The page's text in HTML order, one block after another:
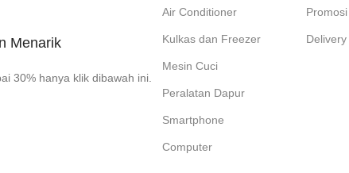
Menarik
30% hanya klik dibawah ini.
Air Conditioner
Kulkas dan Freezer
Mesin Cuci
Peralatan Dapur
Smartphone
Computer
Promosi